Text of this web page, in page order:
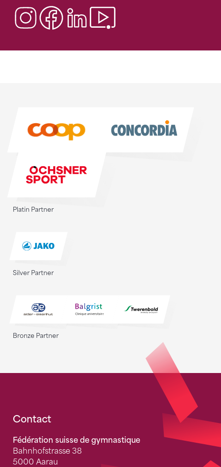
Platin Partner
Silver Partner
Bronze Partner
Fusszeile
Contact
Fédération suisse de gymnastique
Bahnhofstrasse 38
5000 Aarau